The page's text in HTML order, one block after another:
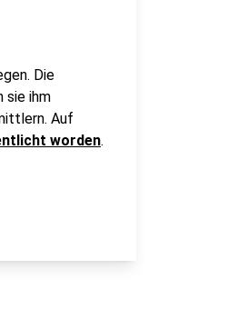
Die
sie ihm
Auf
worden.